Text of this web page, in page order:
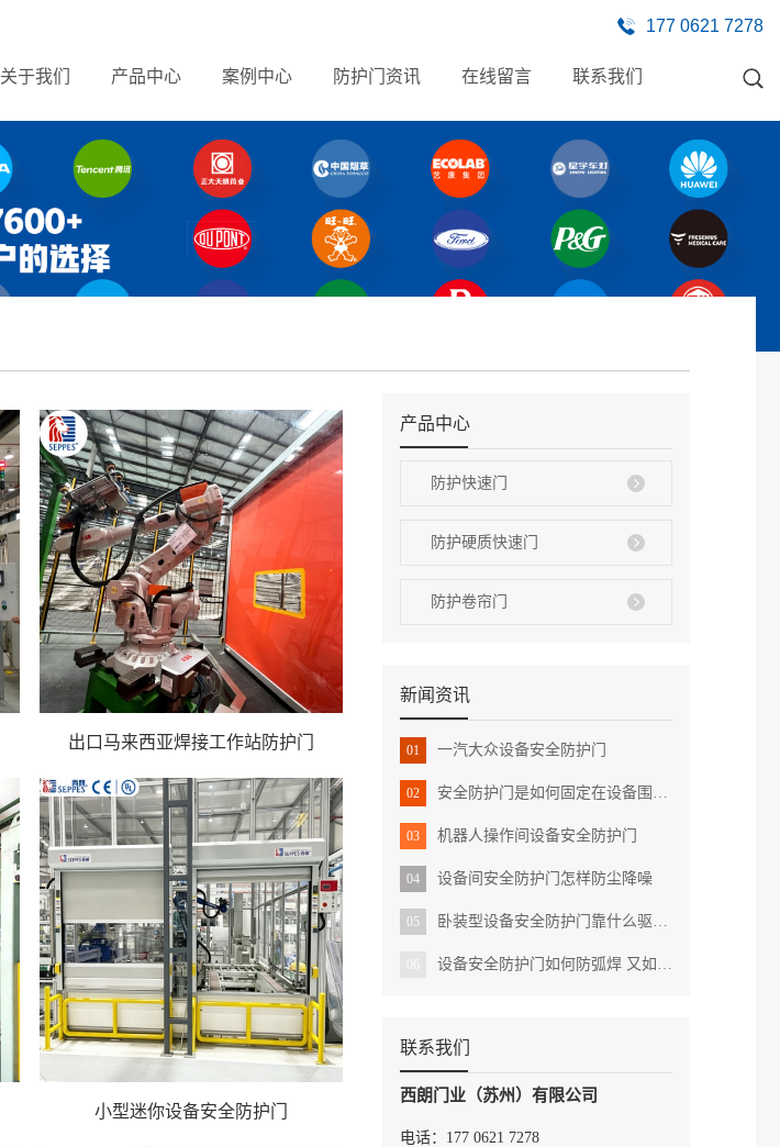
177 0621 7278
关于我们 产品中心 案例中心 防护门资讯 在线留言 联系我们
产品中心
防护快速门
防护硬质快速门
防护卷帘门
新闻资讯
01 一汽大众设备安全防护门
02 安全防护门是如何固定在设备围栏上的 有哪些作用
03 机器人操作间设备安全防护门
04 设备间安全防护门怎样防尘降噪
05 卧装型设备安全防护门靠什么驱动 安装使用有哪些注意点
设备安全防护门如何防弧焊 又如何满足各种设备要求的
联系我们
西朗门业（苏州）有限公司
电话：177 0621 7278
出口马来西亚焊接工作站防护门
小型迷你设备安全防护门